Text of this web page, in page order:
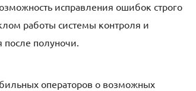
исправления ошибок строго
работы системы контроля и
после полуночи.
операторов о возможных